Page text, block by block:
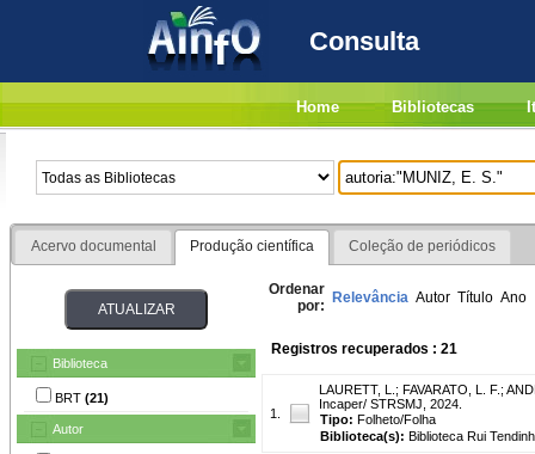
Consulta
Home Bibliotecas
Acervo documental Produção científica Coleção de periódicos
Biblioteca
BRT (21)
Autor
Ordenar
por: Relevância Autor Título Ano
Registros recuperados : 21
1.
LAURETT, L. ; FAVARATO, L. F. ;
Incaper/ STRSMJ, 2024.
Tipo: Folheto/Folha
Biblioteca(s): Biblioteca Rui